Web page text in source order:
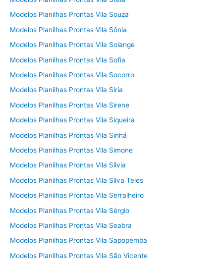
Modelos Planilhas Prontas Vila Souza
Modelos Planilhas Prontas Vila Sônia
Modelos Planilhas Prontas Vila Solange
Modelos Planilhas Prontas Vila Sofia
Modelos Planilhas Prontas Vila Socorro
Modelos Planilhas Prontas Vila Síria
Modelos Planilhas Prontas Vila Sirene
Modelos Planilhas Prontas Vila Siqueira
Modelos Planilhas Prontas Vila Sinhá
Modelos Planilhas Prontas Vila Simone
Modelos Planilhas Prontas Vila Sílvia
Modelos Planilhas Prontas Vila Silva Teles
Modelos Planilhas Prontas Vila Serralheiro
Modelos Planilhas Prontas Vila Sérgio
Modelos Planilhas Prontas Vila Seabra
Modelos Planilhas Prontas Vila Sapopemba
Modelos Planilhas Prontas Vila São Vicente